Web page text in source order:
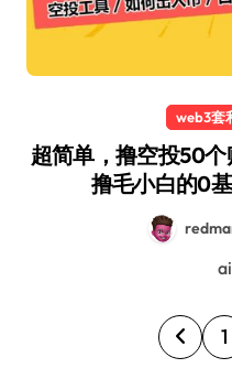
web3套
超简单，撸空投50
撸毛小白的0
文
章
1